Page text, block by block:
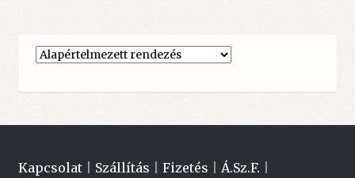
Kapcsolat| Szállítás Fizetés Á.Sz.F.